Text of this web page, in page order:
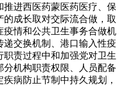
进西医药蒙医药医疗、保
成长取对交际流合做，取
情和公共卫生事务合做机
交换机制、港口输入性疫
责过程中和加强党对卫生
机构职责权限、人员配备
病防止节制中持久规划，